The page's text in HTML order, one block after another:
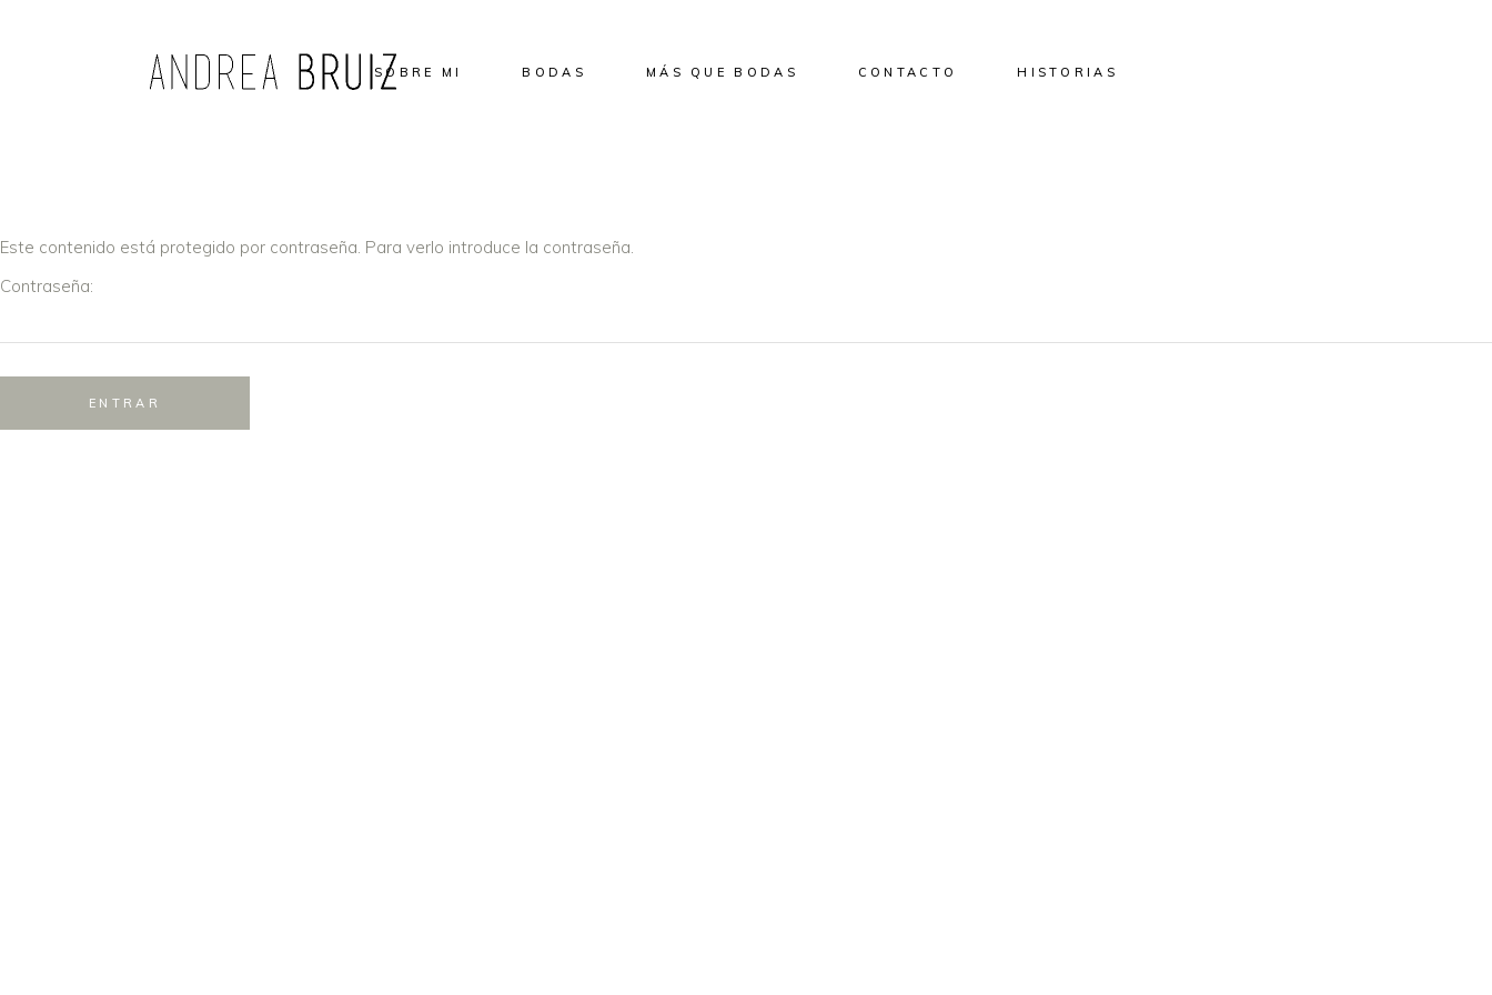
SOBRE MI BODAS MÁS QUE BODAS CONTACTO HISTORIAS
Este contenido está protegido por contraseña. Para verlo introduce la contraseña.
Contraseña: